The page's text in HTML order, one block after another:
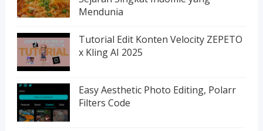
Mendunia
Tutorial Edit Konten Velocity ZEPETO
x Kling AI 2025
Easy Aesthetic Photo Editing, Polarr
Filters Code